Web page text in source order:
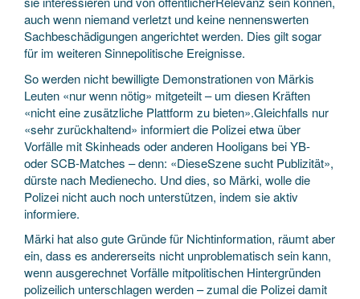
auch wenn niemand verletzt und keine nennenswerten
Sachbeschädigungen angerichtet werden. Dies gilt sogar
für im weiteren Sinnepolitische Ereignisse.
So werden nicht bewilligte Demonstrationen von Märkis
Leuten «nur wenn nötig» mitgeteilt – um diesen Kräften
«nicht eine zusätzliche Plattform zu bieten».Gleichfalls nur
«sehr zurückhaltend» informiert die Polizei etwa über
Vorfälle mit Skinheads oder anderen Hooligans bei YB-
oder SCB-Matches – denn: «DieseSzene sucht Publizität»,
dürste nach Medienecho. Und dies, so Märki, wolle die
Polizei nicht auch noch unterstützen, indem sie aktiv
informiere.
Märki hat also gute Gründe für Nichtinformation, räumt aber
ein, dass es andererseits nicht unproblematisch sein kann,
wenn ausgerechnet Vorfälle mitpolitischen Hintergründen
polizeilich unterschlagen werden – zumal die Polizei damit